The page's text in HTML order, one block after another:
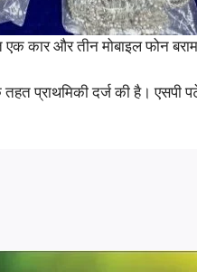
कार और तीन मोबाइल फोन
प्राथमिकी दर्ज की है। एसपी